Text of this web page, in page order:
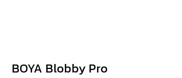
BOYA Blobby Pro